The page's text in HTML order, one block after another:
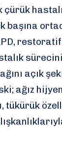
başına
sürecini
açık
ağız
tükürük